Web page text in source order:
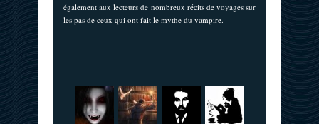
également aux lecteurs de nombreux récits de voyages sur
les pas de ceux qui ont fait le mythe du vampire.